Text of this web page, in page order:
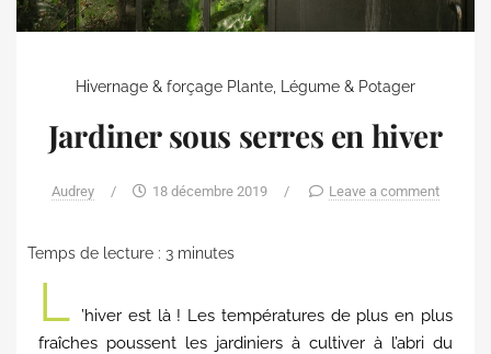
Hivernage & forçage Plante, Légume & Potager
Jardiner sous serres en hiver
Audrey / 18 décembre 2019 / Leave a comment
Temps de lecture : 3 minutes
L
’hiver est là ! Les températures de plus en plus
fraîches poussent les jardiniers à cultiver à l’abri du